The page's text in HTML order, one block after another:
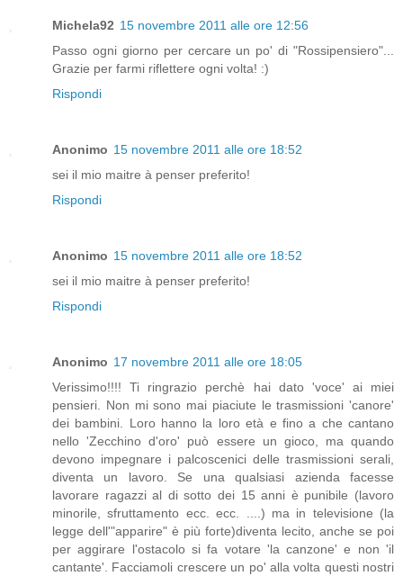
Michela92 15 novembre 2011 alle ore 12:56
Passo ogni giorno per cercare un po' di "Rossipensiero"...
Grazie per farmi riflettere ogni volta! :)
Rispondi
Anonimo 15 novembre 2011 alle ore 18:52
sei il mio maitre à penser preferito!
Rispondi
Anonimo 15 novembre 2011 alle ore 18:52
sei il mio maitre à penser preferito!
Rispondi
Anonimo 17 novembre 2011 alle ore 18:05
Verissimo!!!! Ti ringrazio perchè hai dato 'voce' ai miei
pensieri. Non mi sono mai piaciute le trasmissioni 'canore'
dei bambini. Loro hanno la loro età e fino a che cantano
nello 'Zecchino d'oro' può essere un gioco, ma quando
devono impegnare i palcoscenici delle trasmissioni serali,
diventa un lavoro. Se una qualsiasi azienda facesse
lavorare ragazzi al di sotto dei 15 anni è punibile (lavoro
minorile, sfruttamento ecc. ecc. ....) ma in televisione (la
legge dell'"apparire" è più forte)diventa lecito, anche se poi
per aggirare l'ostacolo si fa votare 'la canzone' e non 'il
cantante'. Facciamoli crescere un po' alla volta questi nostri